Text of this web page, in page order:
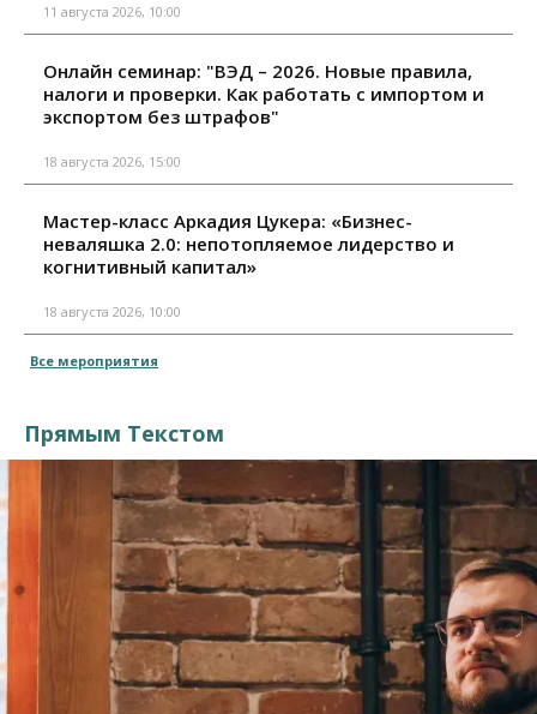
11 августа 2026, 10:00
Онлайн семинар: "ВЭД – 2026. Новые правила,
налоги и проверки. Как работать с импортом и
экспортом без штрафов"
18 августа 2026, 15:00
Мастер-класс Аркадия Цукера: «Бизнес-
неваляшка 2.0: непотопляемое лидерство и
когнитивный капитал»
18 августа 2026, 10:00
Все мероприятия
Прямым Текстом